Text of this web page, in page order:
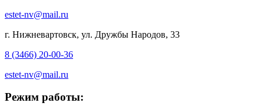
estet-nv@mail.ru
г. Нижневартовск, ул. Дружбы Народов, 33
8 (3466) 20-00-36
estet-nv@mail.ru
Режим работы: